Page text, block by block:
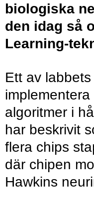
biologiska
den idag så
Learning-
Ett av
algoritmer i
har beskrivit
flera chips
där chipen
Hawkins